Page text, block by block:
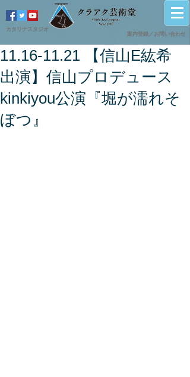
案内登録／ ​お問い合わせ
カタリナスタジオ
11.16-11.21 【信山E紘希
出演】信山プロデュース
kinkiyou公演『堀が濡れそ
ぼつ』